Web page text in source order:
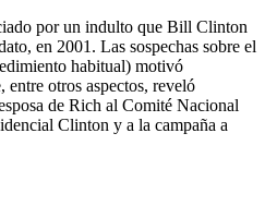
por un indulto que Bill Clinton
en 2001. Las sospechas sobre el
habitual) motivó
entre otros aspectos, reveló
de Rich al Comité Nacional
Clinton y a la campaña a